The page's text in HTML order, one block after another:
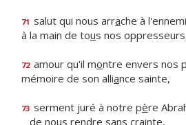
71 salut qui nous arrache à
à la main de tous nos
72 amour qu'il montre envers nos
mémoire de son alliance sainte,
73 serment juré à notre père
de nous rendre sans crainte,